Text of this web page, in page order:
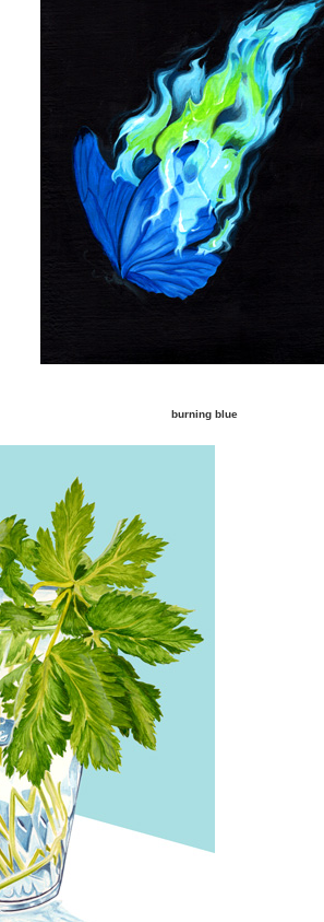
burning blue